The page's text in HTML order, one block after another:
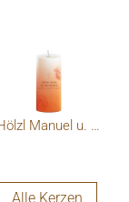
Hölzl Manuel u. Plank Petra
Alle Kerzen